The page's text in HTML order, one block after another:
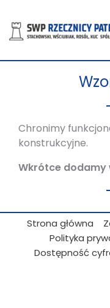
treści
Chronimy
konstrukcyjne.
Wkrótce dodamy
Strona główna
Polityka
Dostępność